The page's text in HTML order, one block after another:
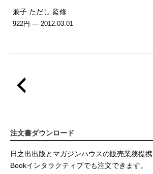
兼子 ただし 監修
922円 — 2012.03.01
注文書ダウンロード
日之出出版とマガジンハウスの販売業務提携
Bookインタラクティブでも注文できます。